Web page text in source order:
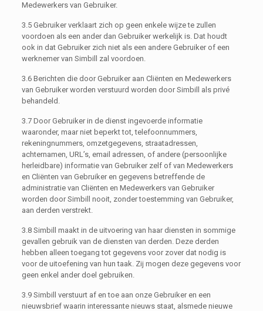
Medewerkers van Gebruiker.
3.5 Gebruiker verklaart zich op geen enkele wijze te zullen
voordoen als een ander dan Gebruiker werkelijk is. Dat houdt
ook in dat Gebruiker zich niet als een andere Gebruiker of een
werknemer van Simbill zal voordoen.
3.6 Berichten die door Gebruiker aan Cliënten en Medewerkers
van Gebruiker worden verstuurd worden door Simbill als privé
behandeld.
3.7 Door Gebruiker in de dienst ingevoerde informatie
waaronder, maar niet beperkt tot, telefoonnummers,
rekeningnummers, omzetgegevens, straatadressen,
achternamen, URL’s, email adressen, of andere (persoonlijke
herleidbare) informatie van Gebruiker zelf of van Medewerkers
en Cliënten van Gebruiker en gegevens betreffende de
administratie van Cliënten en Medewerkers van Gebruiker
worden door Simbill nooit, zonder toestemming van Gebruiker,
aan derden verstrekt.
3.8 Simbill maakt in de uitvoering van haar diensten in sommige
gevallen gebruik van de diensten van derden. Deze derden
hebben alleen toegang tot gegevens voor zover dat nodig is
voor de uitoefening van hun taak. Zij mogen deze gegevens voor
geen enkel ander doel gebruiken.
3.9 Simbill verstuurt af en toe aan onze Gebruiker en een
nieuwsbrief waarin interessante nieuws staat, alsmede nieuwe